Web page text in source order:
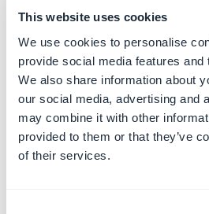
This website uses cookies
We use cookies to personalise
provide social media features and
We also share information about
our social media, advertising and
may combine it with other
provided to them or that they’ve
of their services.
"modifier le contenu"
Cela ouvrira une nouvelle page
les différentes informations
Pour savoir comment remplir
vous à cetteaide en ligne.